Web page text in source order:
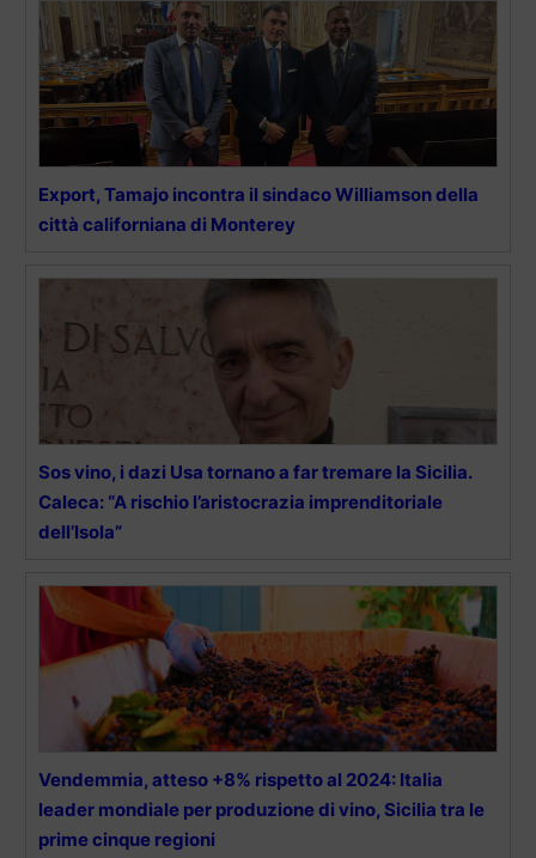
Export, Tamajo incontra il sindaco Williamson della
città californiana di Monterey
Sos vino, i dazi Usa tornano a far tremare la Sicilia.
Caleca: “A rischio l’aristocrazia imprenditoriale
dell’Isola”
Vendemmia, atteso +8% rispetto al 2024: Italia
leader mondiale per produzione di vino, Sicilia tra le
prime cinque regioni